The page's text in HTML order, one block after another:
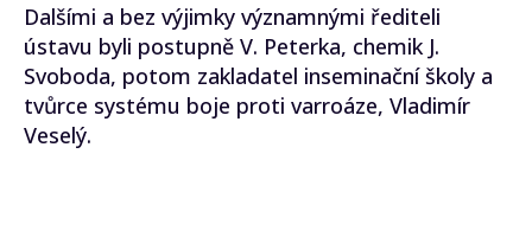
Dalšími a bez výjimky významnými řediteli
ústavu byli postupně V. Peterka, chemik J.
Svoboda, potom zakladatel inseminační školy a
tvůrce systému boje proti varroáze, Vladimír
Veselý.